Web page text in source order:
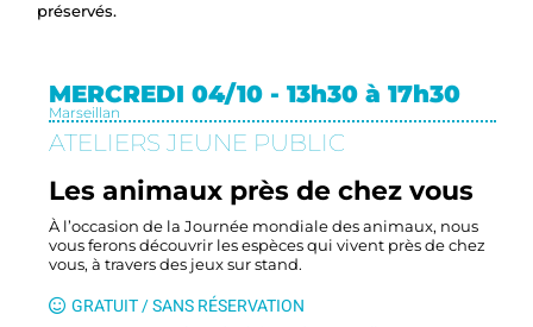
préservés.
MERCREDI 04/10 - 13h30 à 17h30
Marseillan
ATELIERS JEUNE PUBLIC
Les animaux près de chez vous
À l’occasion de la Journée mondiale des animaux, nous
vous ferons découvrir les espèces qui vivent près de chez
vous, à travers des jeux sur stand.
GRATUIT / SANS RÉSERVATION